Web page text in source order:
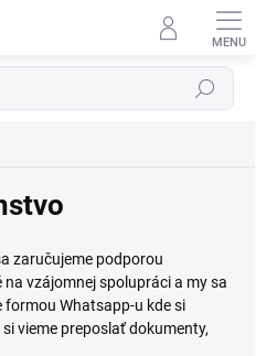
Hľadať
zaručujeme podporou
vzájomnej spolupráci a my sa
formou Whatsapp-u kde si
vieme preposlať dokumenty,